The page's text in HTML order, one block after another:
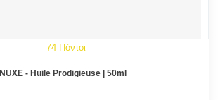
74 Πόντοι
NUXE - Huile Prodigieuse | 50ml